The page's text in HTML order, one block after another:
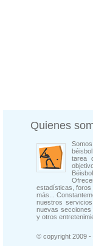
Quienes
tarea
estadísticas, foros
más...
nuestros
nuevas secciones
y otros
© copyright 2009 -